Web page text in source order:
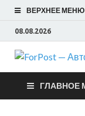
ВЕРХНЕЕ МЕНЮ
08.08.2026
ГЛАВНОЕ